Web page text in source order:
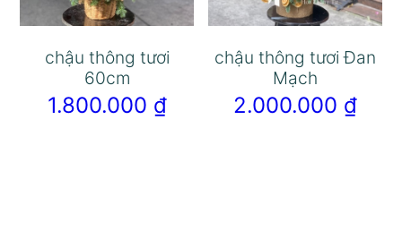
chậu thông tươi
60cm
1.800.000 ₫
chậu thông tươi Đan
Mạch
2.000.000 ₫